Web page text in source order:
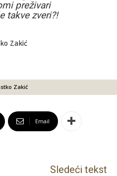
preživari
takve zveri?!
Zakić
Zakić
Email
Sledeći tekst